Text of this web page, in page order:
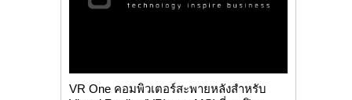
VR One คอมพิวเตอร์สะพายหลังสำหรับ